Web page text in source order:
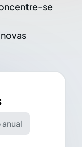
se
anual